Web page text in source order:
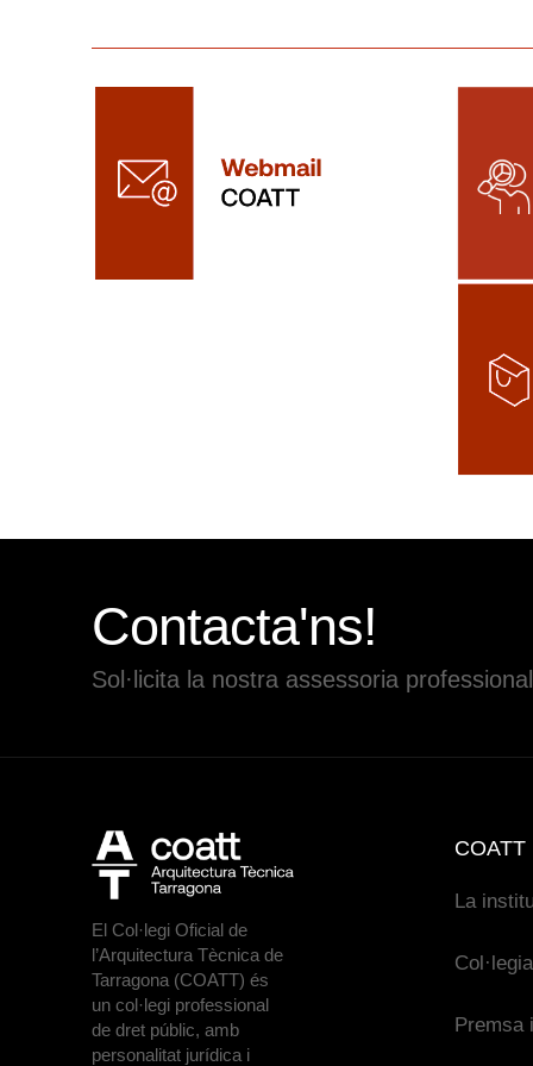
Contacta'ns!
Sol·licita la nostra assessoria
El Col·legi Oficial de
l’Arquitectura Tècnica de
Tarragona (COATT) és
un col·legi professional
de dret públic, amb
personalitat jurídica i
COATT
La
Premsa